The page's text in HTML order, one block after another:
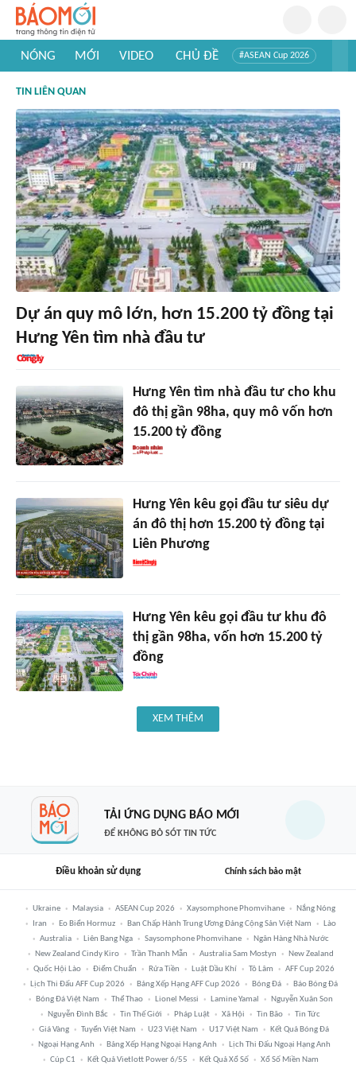
NÓNG MỚI VIDEO CHỦ ĐỀ #ASEAN Cup 2026
#Khám phá thế giới
TIN LIÊN QUAN
Dự án quy mô lớn, hơn 15.200 tỷ đồng tại
Hưng Yên tìm nhà đầu tư
Hưng Yên tìm nhà đầu tư cho khu
đô thị gần 98ha, quy mô vốn hơn
15.200 tỷ đồng
Hưng Yên kêu gọi đầu tư siêu dự
án đô thị hơn 15.200 tỷ đồng tại
Liên Phương
Hưng Yên kêu gọi đầu tư khu đô
thị gần 98ha, vốn hơn 15.200 tỷ
đồng
XEM THÊM
TẢI ỨNG DỤNG BÁO MỚI
ĐỂ KHÔNG BỎ SÓT TIN TỨC
Điều khoản sử dụng Chính sách bảo mật
Ukraine Malaysia ASEAN Cup 2026 Xaysomphone Phomvihane
Nắng Nóng
Iran
Eo Biển Hormuz Ban Chấp Hành Trung Ương Đảng Cộng Sản Việt Nam
Lào
Australia
Liên Bang Nga Saysomphone Phomvihane
Ngân Hàng Nhà Nước
New Zealand Cindy Kiro
Trần Thanh Mẫn Australia Sam Mostyn
New Zealand
Quốc Hội Lào
Điểm Chuẩn Rửa Tiền Luật Dầu Khí Tô Lâm
AFF Cup 2026
Lịch Thi Đấu AFF Cup 2026
Bảng Xếp Hạng AFF Cup 2026 Bóng Đá
Báo Bóng Đá
Bóng Đá Việt Nam
Thể Thao Lionel Messi Lamine Yamal
Nguyễn Xuân Son
Nguyễn Đình Bắc
Tin Thế Giới Pháp Luật Xã Hội Tin Bão
Tin Tức
Giá Vàng
Tuyển Việt Nam U23 Việt Nam U17 Việt Nam
Kết Quả Bóng Đá
Ngoại Hạng Anh
Bảng Xếp Hạng Ngoại Hạng Anh
Lịch Thi Đấu Ngoại Hạng Anh
Cúp C1
Kết Quả Vietlott Power 6/55 Kết Quả Xổ Số Xổ Số Miền Nam